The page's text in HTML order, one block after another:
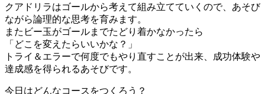
クアドリラはゴールから考えて組み立てていくので、あそび
ながら論理的な思考を育みます。
またビー玉がゴールまでたどり着かなかったら
「どこを変えたらいいかな？」
トライ＆エラーで何度でもやり直すことが出来、成功体験や
達成感を得られるあそびです。
今日はどんなコースをつくろう？